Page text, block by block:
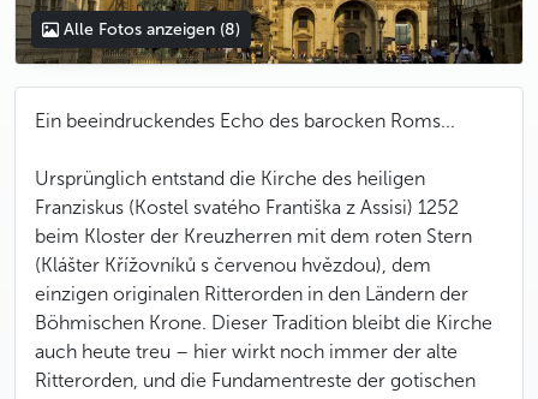
Alle Fotos anzeigen (8)
Ein beeindruckendes Echo des barocken Roms...
Ursprünglich entstand die Kirche des heiligen
Franziskus (Kostel svatého Františka z Assisi) 1252
beim Kloster der Kreuzherren mit dem roten Stern
(Klášter Křížovníků s červenou hvězdou), dem
einzigen originalen Ritterorden in den Ländern der
Böhmischen Krone. Dieser Tradition bleibt die Kirche
auch heute treu – hier wirkt noch immer der alte
Ritterorden, und die Fundamentreste der gotischen